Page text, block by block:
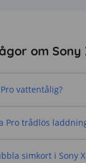
om Sony
vattentålig?
Pro trådlös
simkort i Sony